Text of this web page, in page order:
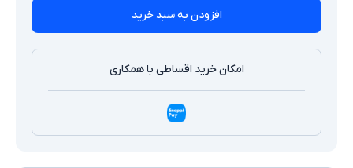
افزودن به سبد خرید
امکان خرید اقساطی با همکاری